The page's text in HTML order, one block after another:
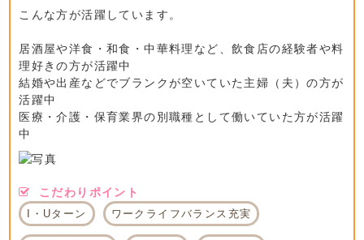
こんな方が活躍しています。
居酒屋や洋食・和食・中華料理など、飲食店の経験者や料
理好きの方が活躍中
結婚や出産などでブランクが空いていた主婦（夫）の方が
活躍中
医療・介護・保育業界の別職種として働いていた方が活躍
中
こだわりポイント
I・Uターン ワークライフバランス充実